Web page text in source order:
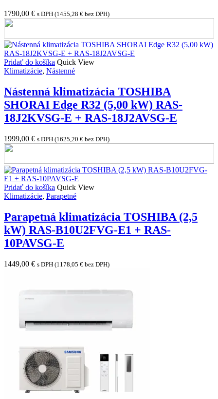
1790,00 € s DPH (1455,28 € bez DPH)
Pridať do košíka Quick View
Klimatizácie, Nástenné
Nástenná klimatizácia TOSHIBA
SHORAI Edge R32 (5,00 kW) RAS-
18J2KVSG-E + RAS-18J2AVSG-E
1999,00 € s DPH (1625,20 € bez DPH)
Pridať do košíka Quick View
Klimatizácie, Parapetné
Parapetná klimatizácia TOSHIBA (2,5
kW) RAS-B10U2FVG-E1 + RAS-
10PAVSG-E
1449,00 € s DPH (1178,05 € bez DPH)